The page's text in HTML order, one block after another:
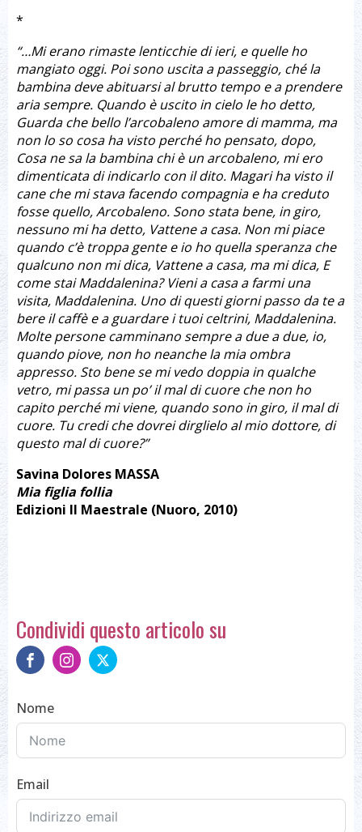
*
“…Mi erano rimaste lenticchie di ieri, e quelle ho
mangiato oggi. Poi sono uscita a passeggio, ché la
bambina deve abituarsi al brutto tempo e a prendere
aria sempre. Quando è uscito in cielo le ho detto,
Guarda che bello l’arcobaleno amore di mamma, ma
non lo so cosa ha visto perché ho pensato, dopo,
Cosa ne sa la bambina chi è un arcobaleno, mi ero
dimenticata di indicarlo con il dito. Magari ha visto il
cane che mi stava facendo compagnia e ha creduto
fosse quello, Arcobaleno. Sono stata bene, in giro,
nessuno mi ha detto, Vattene a casa. Non mi piace
quando c’è troppa gente e io ho quella speranza che
qualcuno non mi dica, Vattene a casa, ma mi dica, E
come stai Maddalenina? Vieni a casa a farmi una
visita, Maddalenina. Uno di questi giorni passo da te a
bere il caffè e a guardare i tuoi celtrini, Maddalenina.
Molte persone camminano sempre a due a due, io,
quando piove, non ho neanche la mia ombra
appresso. Sto bene se mi vedo doppia in qualche
vetro, mi passa un po’ il mal di cuore che non ho
capito perché mi viene, quando sono in giro, il mal di
cuore. Tu credi che dovrei dirglielo al mio dottore, di
questo mal di cuore?”
Savina Dolores MASSA
Mia figlia follia
Edizioni Il Maestrale (Nuoro, 2010)
Condividi questo articolo su
Nome
Email